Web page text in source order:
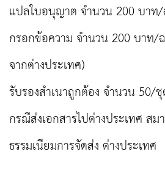
แปลใบอนุญาต จำนวน 200 บาท
กรอกข้อความ จำนวน 200 บา
จากต่างประเทศ)
รับรองสำเนาถูกต้อง จำนวน 50/
กรณีส่งเอกสารไปต่างประเทศ สม
ธรรมเนียมการจัดส่ง ต่างประเทศ